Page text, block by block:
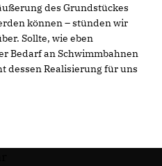
des Grundstückes
können – stünden wir
Sollte, wie eben
Bedarf an Schwimmbahnen
dessen Realisierung für uns